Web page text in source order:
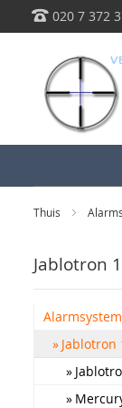
020 7 372
Thuis
Jablotron
Jablotron